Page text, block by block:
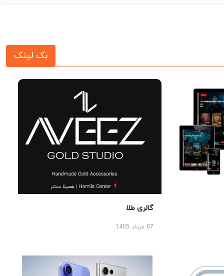
بک لینک
گالری طلا
07 مرداد 1405